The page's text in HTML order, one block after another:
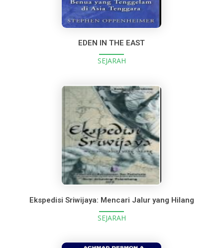
EDEN IN THE EAST
SEJARAH
Ekspedisi Sriwijaya: Mencari Jalur yang Hilang
SEJARAH